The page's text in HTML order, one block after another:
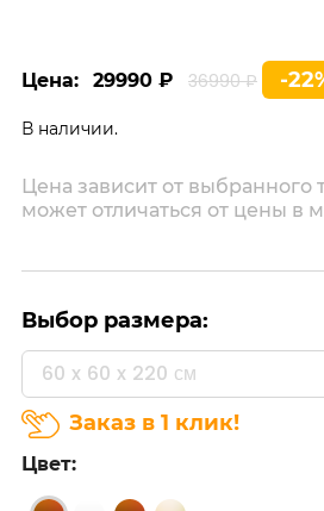
Цена: 29990 ₽ 36990 ₽ -
В наличии.
Цена зависит от выбранного
может отличаться от цены в
Выбор размера:
60 x 60 x 220 см
Заказ в 1 клик!
Цвет: